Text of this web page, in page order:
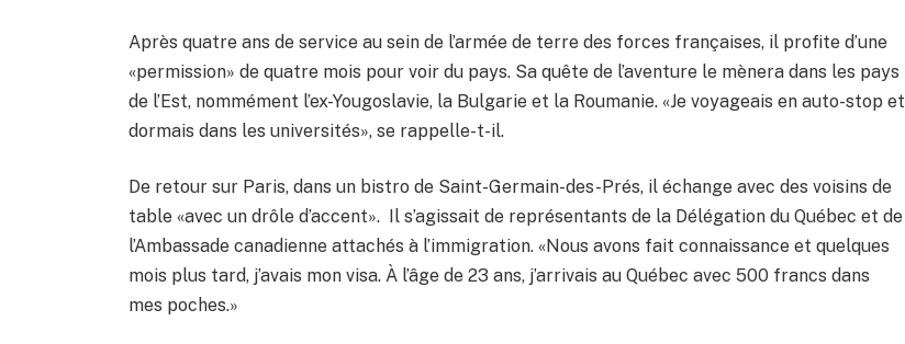
Après quatre ans de service au sein de l’armée de terre des forces françaises, il profite d’une
«permission» de quatre mois pour voir du pays. Sa quête de l’aventure le mènera dans les pays
de l’Est, nommément l’ex-Yougoslavie, la Bulgarie et la Roumanie. «Je voyageais en auto-stop et
dormais dans les universités», se rappelle-t-il.
De retour sur Paris, dans un bistro de Saint-Germain-des-Prés, il échange avec des voisins de
table «avec un drôle d’accent». Il s’agissait de représentants de la Délégation du Québec et de
l’Ambassade canadienne attachés à l’immigration. «Nous avons fait connaissance et quelques
mois plus tard, j’avais mon visa. À l’âge de 23 ans, j’arrivais au Québec avec 500 francs dans
mes poches.»